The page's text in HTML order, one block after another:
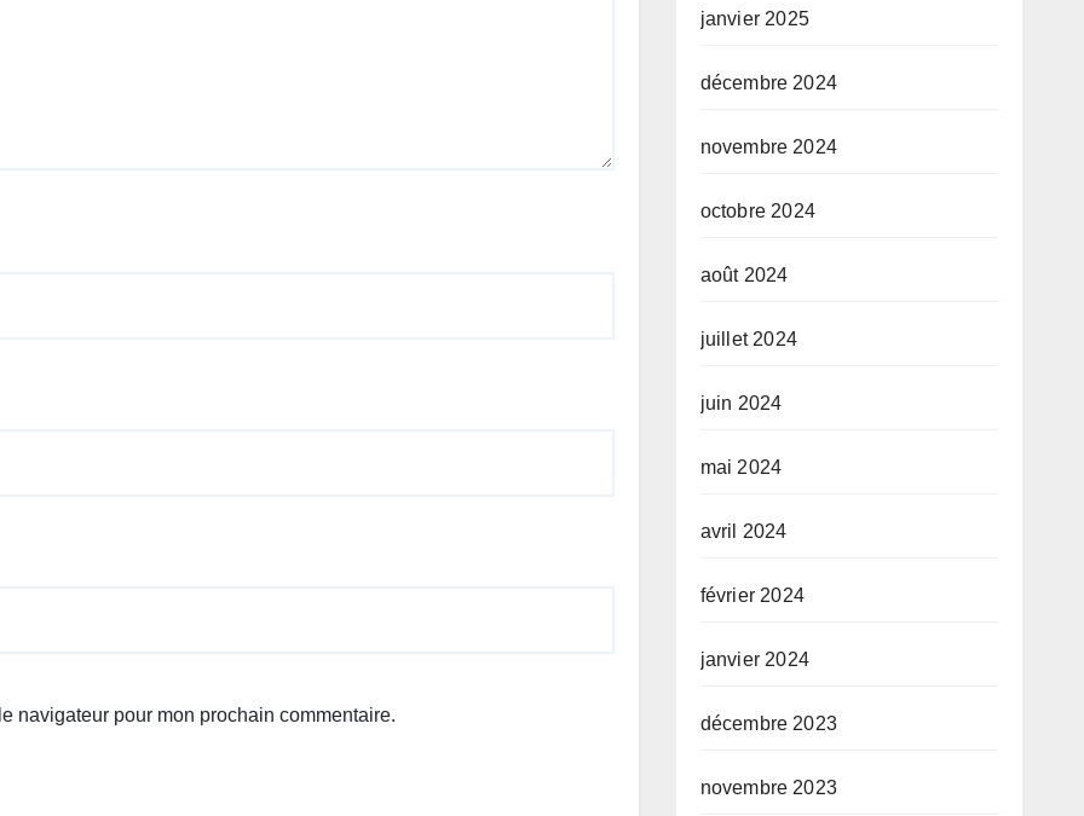
navigateur pour mon prochain commentaire.
janvier 2025
décembre 2024
novembre 2024
octobre 2024
août 2024
juillet 2024
juin 2024
mai 2024
avril 2024
février 2024
janvier 2024
décembre 2023
novembre 2023